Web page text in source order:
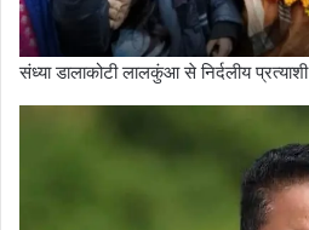
संध्या डालाकोटी लालकुंआ से निर्दलीय प्रत्याशी